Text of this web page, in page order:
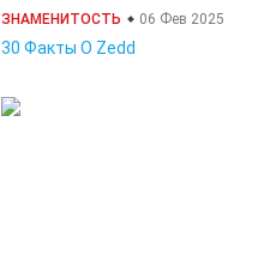
ЗНАМЕНИТОСТЬ 06 Фев 2025
30 Факты О Zedd